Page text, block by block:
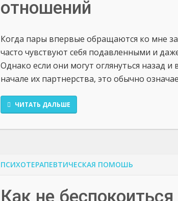
отношений
Когда пары впервые обращаются ко мне
часто чувствуют себя подавленными и
Однако если они могут оглянуться
начале их партнерства, это обычно
ЧИТАТЬ ДАЛЬШЕ
ПСИХОТЕРАПЕВТИЧЕСКАЯ ПОМОШЬ
Как не